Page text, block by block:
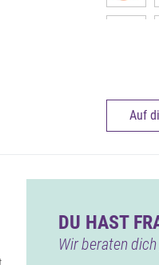
Auf
DU HAST
Wir beraten